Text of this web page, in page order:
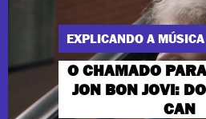
EXPLICANDO A MÚSICA
O CHAMADO
JON BON JOVI:
CAN